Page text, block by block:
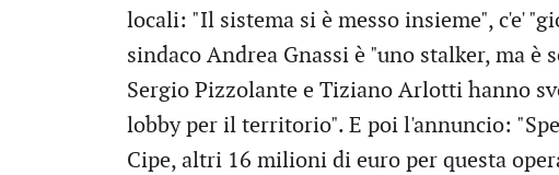
locali: "Il sistema si è messo insieme", c'e'
sindaco Andrea Gnassi è "uno stalker, ma
Sergio Pizzolante e Tiziano Arlotti hanno
lobby per il territorio". E poi l'annuncio:
Cipe, altri 16 milioni di euro per questa